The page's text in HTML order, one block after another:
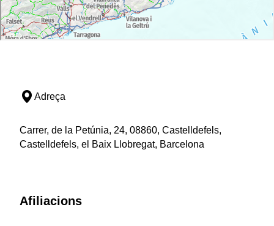
Adreça
Carrer, de la Petúnia, 24, 08860, Castelldefels,
Castelldefels, el Baix Llobregat, Barcelona
Afiliacions